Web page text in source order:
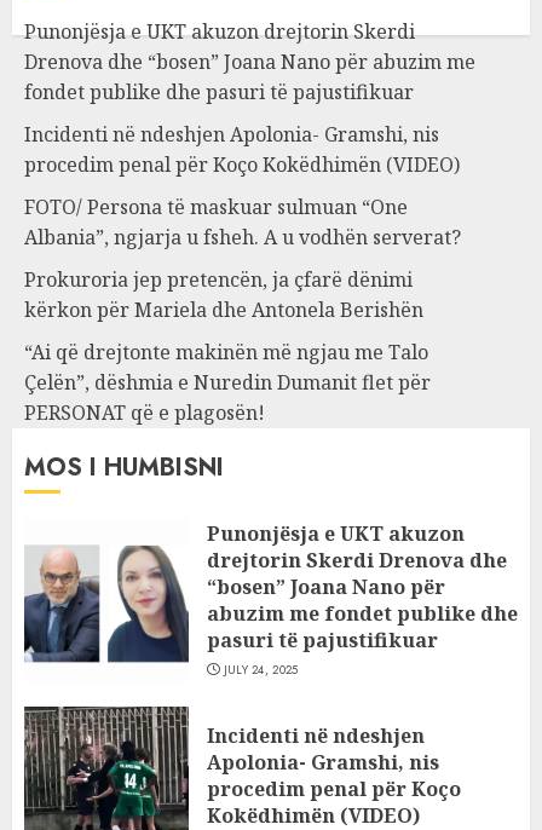
Punonjësja e UKT akuzon drejtorin Skerdi
Drenova dhe “bosen” Joana Nano për abuzim me
fondet publike dhe pasuri të pajustifikuar
Incidenti në ndeshjen Apolonia- Gramshi, nis
procedim penal për Koço Kokëdhimën (VIDEO)
FOTO/ Persona të maskuar sulmuan “One
Albania”, ngjarja u fsheh. A u vodhën serverat?
Prokuroria jep pretencën, ja çfarë dënimi
kërkon për Mariela dhe Antonela Berishën
“Ai që drejtonte makinën më ngjau me Talo
Çelën”, dëshmia e Nuredin Dumanit flet për
PERSONAT që e plagosën!
MOS I HUMBISNI
Punonjësja e UKT akuzon
drejtorin Skerdi Drenova dhe
“bosen” Joana Nano për
abuzim me fondet publike dhe
pasuri të pajustifikuar
JULY 24, 2025
Incidenti në ndeshjen
Apolonia- Gramshi, nis
procedim penal për Koço
Kokëdhimën (VIDEO)